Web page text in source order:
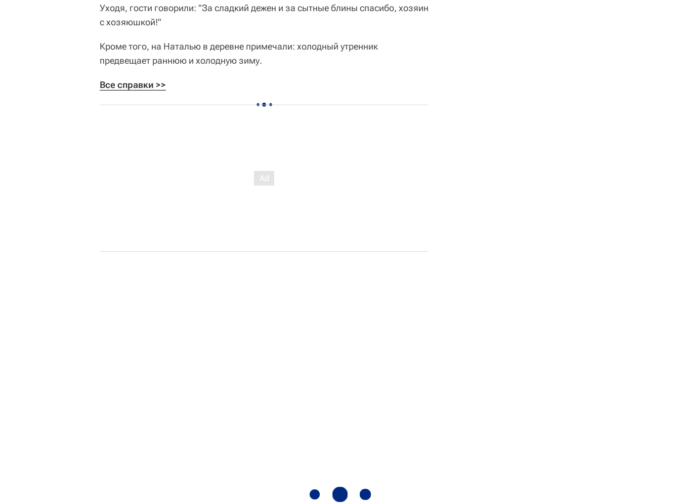
Уходя, гости говорили: "За сладкий дежен и за сытные блины спасибо, хозяин
с хозяюшкой!"
Кроме того, на Наталью в деревне примечали: холодный утренник
предвещает раннюю и холодную зиму.
Все справки >>